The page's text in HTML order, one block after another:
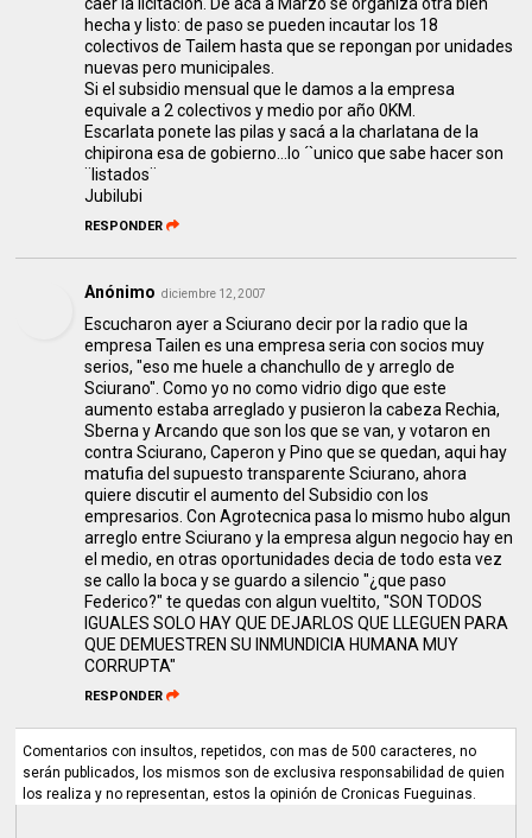
caer la licitación. De acá a Marzo se organiza otra bien
hecha y listo: de paso se pueden incautar los 18
colectivos de Tailem hasta que se repongan por unidades
nuevas pero municipales.
Si el subsidio mensual que le damos a la empresa
equivale a 2 colectivos y medio por año 0KM.
Escarlata ponete las pilas y sacá a la charlatana de la
chipirona esa de gobierno...lo ´`unico que sabe hacer son
¨listados¨
Jubilubi
RESPONDER
Anónimo diciembre 12, 2007
Escucharon ayer a Sciurano decir por la radio que la
empresa Tailen es una empresa seria con socios muy
serios, "eso me huele a chanchullo de y arreglo de
Sciurano". Como yo no como vidrio digo que este
aumento estaba arreglado y pusieron la cabeza Rechia,
Sberna y Arcando que son los que se van, y votaron en
contra Sciurano, Caperon y Pino que se quedan, aqui hay
matufia del supuesto transparente Sciurano, ahora
quiere discutir el aumento del Subsidio con los
empresarios. Con Agrotecnica pasa lo mismo hubo algun
arreglo entre Sciurano y la empresa algun negocio hay en
el medio, en otras oportunidades decia de todo esta vez
se callo la boca y se guardo a silencio "¿que paso
Federico?" te quedas con algun vueltito, "SON TODOS
IGUALES SOLO HAY QUE DEJARLOS QUE LLEGUEN PARA
QUE DEMUESTREN SU INMUNDICIA HUMANA MUY
CORRUPTA"
RESPONDER
Comentarios con insultos, repetidos, con mas de 500 caracteres, no
serán publicados, los mismos son de exclusiva responsabilidad de quien
los realiza y no representan, estos la opinión de Cronicas Fueguinas.